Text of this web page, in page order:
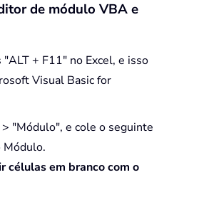
de módulo VBA e
+ F11" no Excel, e isso
Visual Basic for
"Módulo", e cole o seguinte
Módulo.
células em branco com o